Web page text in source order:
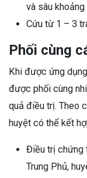
và sâu
Cứu từ 1 – 3
Phối cùng
Khi được ứng
được phối cùng
quả điều trị. Theo
huyệt có thể kết
Điều trị chứng
Trung Phủ,